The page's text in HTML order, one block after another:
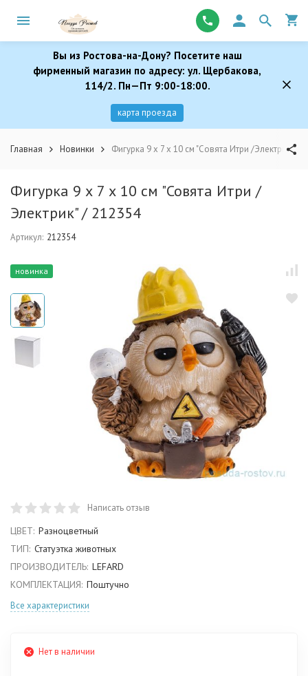
Вы из Ростова-на-Дону? Посетите наш
фирменный магазин по адресу: ул. Щербакова,
114/2. Пн—Пт 9:00-18:00.
карта проезда
Главная Новинки Фигурка 9 х 7 х 10 см "Совята Итри /Электрик" /
Фигурка 9 х 7 х 10 см "Совята Итри /
Электрик" / 212354
Артикул: 212354
новинка
Написать отзыв
ЦВЕТ: Разноцветный
ТИП: Статуэтка животных
ПРОИЗВОДИТЕЛЬ: LEFARD
КОМПЛЕКТАЦИЯ: Поштучно
Все характеристики
Нет в наличии